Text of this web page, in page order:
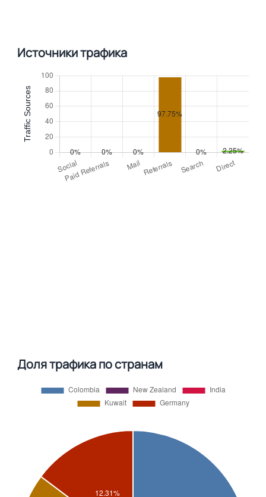
Источники трафика
Доля трафика по странам